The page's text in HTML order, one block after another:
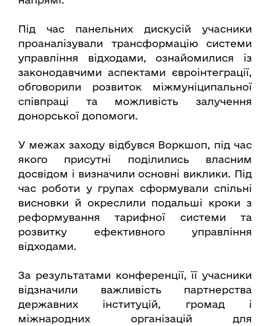
Під час панельних дискусій учасники
проаналізували трансформацію системи
управління відходами, ознайомилися із
законодавчими аспектами євроінтеграції,
обговорили розвиток міжмуніципальної
співпраці та можливість залучення
донорської допомоги.
У межах заходу відбувся Воркшоп, під час
якого присутні поділились власним
досвідом і визначили основні виклики. Під
час роботи у групах сформували спільні
висновки й окреслили подальші кроки з
реформування тарифної системи та
розвитку ефективного управління
відходами.
За результатами конференції, її учасники
відзначили важливість партнерства
державних інституцій, громад і
міжнародних організацій для